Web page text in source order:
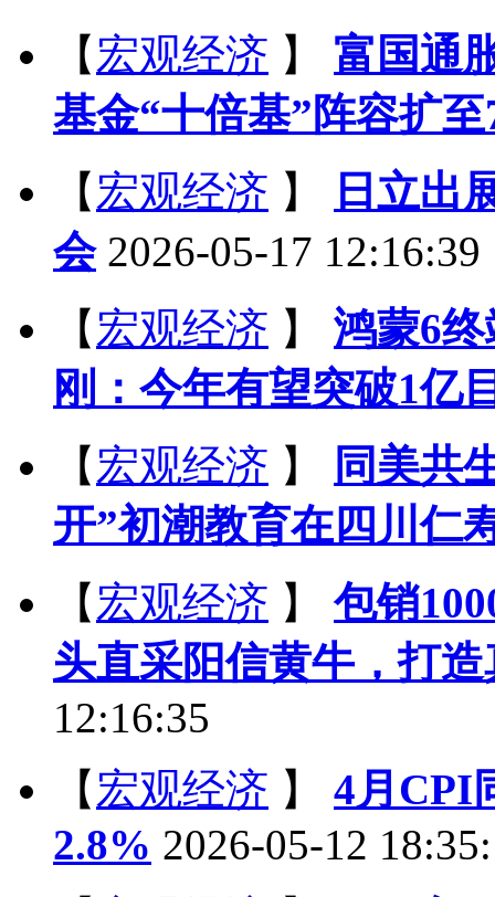
【 宏观经济 】 富国通
基金“十倍基”阵容扩至
【 宏观经济 】
日立出
会 2026-05-17 12:16:39
【 宏观经济 】 鸿蒙6
刚：今年有望突破1亿
【 宏观经济 】
同美共
开”初潮教育在四川仁
【 宏观经济 】包销
头直采阳信黄牛，打
12:16:35
【 宏观经济 】 4月CPI
2.8% 2026-05-12